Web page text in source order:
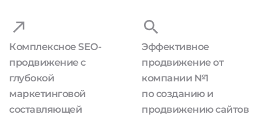
Комплексное SEO-
продвижение с
глубокой
маркетинговой
составляющей
Эффективное
продвижение от
компании №1
по созданию и
продвижению сайтов